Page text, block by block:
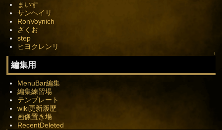
まいす
サンヘイリ
RonVoynich
ざくお
step
ヒヨクレンリ
↑
編集用
MenuBar編集
編集練習場
テンプレート
wiki更新履歴
画像置き場
RecentDeleted